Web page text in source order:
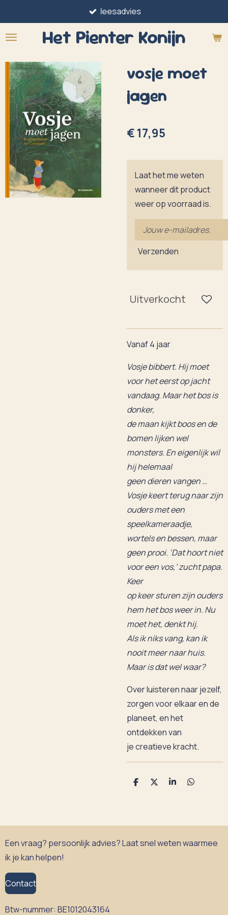
direct
naar
hoofdinhoud
Het Pienter Konijn
leesadvies
vosje moet
jagen
€ 17,95
Laat het me weten
wanneer dit product
weer op voorraad is.
Verzenden
Uitverkocht
Vanaf 4 jaar
Vosje bibbert. Hij moet
voor het eerst op jacht
vandaag. Maar het bos is
donker,
de maan kijkt boos en de
bomen lijken wel
monsters. En eigenlijk wil
hij helemaal
geen dieren vangen …
Vosje keert terug naar zijn
ouders met een
speelkameraadje,
wortels en bessen, maar
geen prooi. ‘Dat hoort niet
voor een vos,’ zucht papa.
Keer
op keer sturen zijn ouders
hem het bos weer in. Nu
moet het, denkt hij.
Als ik niks vang, kan ik
nooit meer naar huis.
Maar is dat wel waar?
Over luisteren naar jezelf,
zorgen voor elkaar en de
planeet, en het
ontdekken van
je creatieve kracht.
D
D
S
D
Een vraag? persoonlijk advies? Laat snel weten waarmee
ik je kan helpen!
Contact
Btw-nummer: BE1012043164